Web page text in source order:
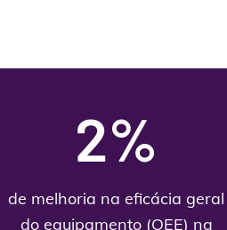
2%
de melhoria na eficácia geral
do equipamento (OEE) na